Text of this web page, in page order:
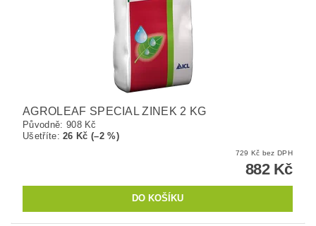
AGROLEAF SPECIAL ZINEK 2 KG
Původně: 908 Kč
Ušetříte:26 Kč (–2 %)
729 Kč bez DPH
882 Kč